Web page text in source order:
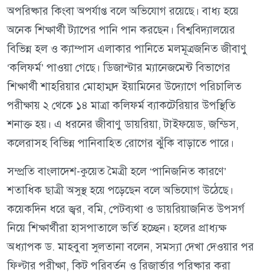
অপরিষ্কার কিংবা অপর্যাপ্ত বলে অভিযোগ রয়েছে। বাধ্য হয়ে
অনেক শিক্ষার্থী ট্যাপের পানি পান করছেন। বিশ্ববিদ্যালয়ের
বিভিন্ন হল ও ক্যাম্পাস এলাকার পানিতে মলমূত্রজনিত জীবাণু
‘কলিফর্ম’ পাওয়া গেছে। ডিজাস্টার ম্যানেজমেন্ট বিভাগের
শিক্ষার্থী শাহরিয়ার মোহাম্মদ ইয়ামিনের উদ্যোগে পরিচালিত
পরীক্ষায় ২ থেকে ১৪ মাত্রা কলিফর্ম ব্যাকটেরিয়ার উপস্থিতি
শনাক্ত হয়। এ ধরনের জীবাণু ডায়রিয়া, টাইফয়েড, জন্ডিস,
কলেরাসহ বিভিন্ন পানিবাহিত রোগের ঝুঁকি বাড়াতে পারে।
সম্প্রতি বাংলাদেশ-কুয়েত মৈত্রী হলে ‘পানিজনিত কারণে’
শতাধিক ছাত্রী অসুস্থ হয়ে পড়েছেন বলে অভিযোগ উঠেছে।
কয়েকদিন ধরে জ্বর, বমি, পেটব্যথা ও ডায়রিয়াজনিত উপসর্গ
নিয়ে শিক্ষার্থীরা হাসপাতালে ভর্তি হচ্ছেন। হলের প্রাধ্যক্ষ
অধ্যাপক ড. মাহবুবা সুলতানা বলেন, সমস্যা দেখা দেওয়ার পর
ফিল্টার পরীক্ষা, কিট পরিবর্তন ও রিজার্ভার পরিষ্কার করা